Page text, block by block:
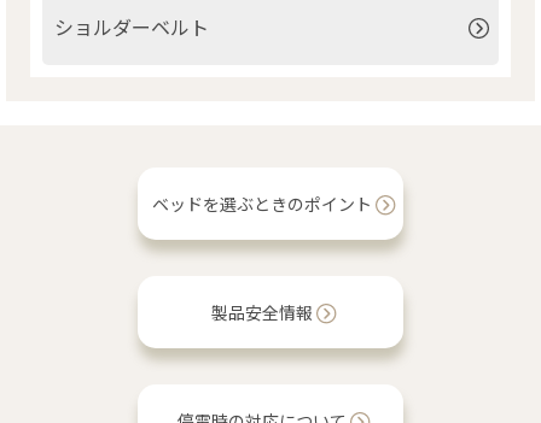
ショルダーベルト
ベッドを選ぶときのポイント
製品安全情報